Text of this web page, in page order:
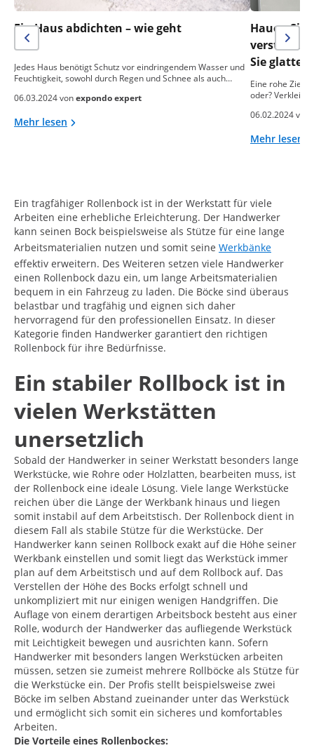
Ein Haus abdichten – wie geht
das?
Jedes Haus benötigt Schutz vor eindringendem Wasser und
Feuchtigkeit, sowohl durch Regen und Schnee als auch…
06.03.2024 vonexpondo expert
Mehr lesen
Hauen Sie
Sie glatte
Eine rohe
oder?
06.02.2024 von
Mehr lesen
Ein tragfähiger Rollenbock ist in der Werkstatt für viele
Arbeiten eine erhebliche Erleichterung. Der Handwerker
kann seinen Bock beispielsweise als Stütze für eine lange
Arbeitsmaterialien nutzen und somit seine Werkbänke
effektiv erweitern. Des Weiteren setzen viele Handwerker
einen Rollenbock dazu ein, um lange Arbeitsmaterialien
bequem in ein Fahrzeug zu laden. Die Böcke sind überaus
belastbar und tragfähig und eignen sich daher
hervorragend für den professionellen Einsatz. In dieser
Kategorie finden Handwerker garantiert den richtigen
Rollenbock für ihre Bedürfnisse.
Ein stabiler Rollbock ist in
vielen Werkstätten
unersetzlich
Sobald der Handwerker in seiner Werkstatt besonders lange
Werkstücke, wie Rohre oder Holzlatten, bearbeiten muss, ist
der Rollenbock eine ideale Lösung. Viele lange Werkstücke
reichen über die Länge der Werkbank hinaus und liegen
somit instabil auf dem Arbeitstisch. Der Rollenbock dient in
diesem Fall als stabile Stütze für die Werkstücke. Der
Handwerker kann seinen Rollbock exakt auf die Höhe seiner
Werkbank einstellen und somit liegt das Werkstück immer
plan auf dem Arbeitstisch und auf dem Rollbock auf. Das
Verstellen der Höhe des Bocks erfolgt schnell und
unkompliziert mit nur einigen wenigen Handgriffen. Die
Auflage von einem derartigen Arbeitsbock besteht aus einer
Rolle, wodurch der Handwerker das aufliegende Werkstück
mit Leichtigkeit bewegen und ausrichten kann. Sofern
Handwerker mit besonders langen Werkstücken arbeiten
müssen, setzen sie zumeist mehrere Rollböcke als Stütze für
die Werkstücke ein. Der Profis stellt beispielsweise zwei
Böcke im selben Abstand zueinander unter das Werkstück
und ermöglicht sich somit ein sicheres und komfortables
Arbeiten.
Die Vorteile eines Rollenbockes: